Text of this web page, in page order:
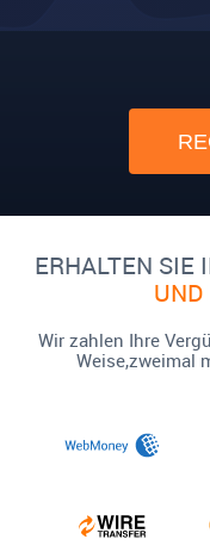
ERHALTEN SIE
Wir zahlen Ihre
Weise,zweimal